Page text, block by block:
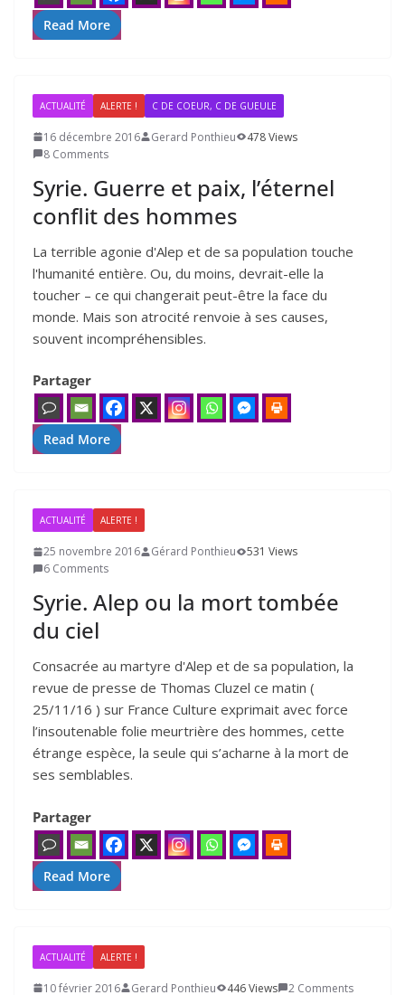
Read More
ACTUALITÉ ALERTE ! C DE COEUR, C DE GUEULE
16 décembre 2016 Gerard Ponthieu
478 Views
8 Comments
Syrie. Guerre et paix, l’éternel
conflit des hommes
La terrible agonie d'Alep et de sa population touche
l'humanité entière. Ou, du moins, devrait-elle la
toucher – ce qui changerait peut-être la face du
monde. Mais son atrocité renvoie à ses causes,
souvent incompréhensibles.
Partager
Read More
ACTUALITÉ ALERTE !
25 novembre 2016 Gérard Ponthieu
531 Views
6 Comments
Syrie. Alep ou la mort tombée
du ciel
Consacrée au martyre d'Alep et de sa population, la
revue de presse de Thomas Cluzel ce matin (
25/11/16 ) sur France Culture exprimait avec force
l’insoutenable folie meurtrière des hommes, cette
étrange espèce, la seule qui s’acharne à la mort de
ses semblables.
Partager
Read More
ACTUALITÉ ALERTE !
10 février 2016 Gerard Ponthieu 446 Views 2 Comments